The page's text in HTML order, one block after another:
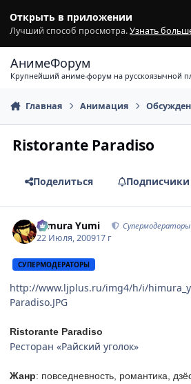
Открыть в приложении
Лучший способ просмотра.Узнать
АнимеФорум
Крупнейший аниме-форум на русскоязычной
Главная Анимация
Ristorante Paradiso
Поделиться Подписчики
Himura Yumi Супермодераторы
22 Июля, 200917 г
СУПЕРМОДЕРАТОРЫ
http://www.ljplus.ru/img4/h/i/
Paradiso.JPG
Ristorante Paradiso
Ресторан «Райский уголок»
Жанр: повседневность, романтика,